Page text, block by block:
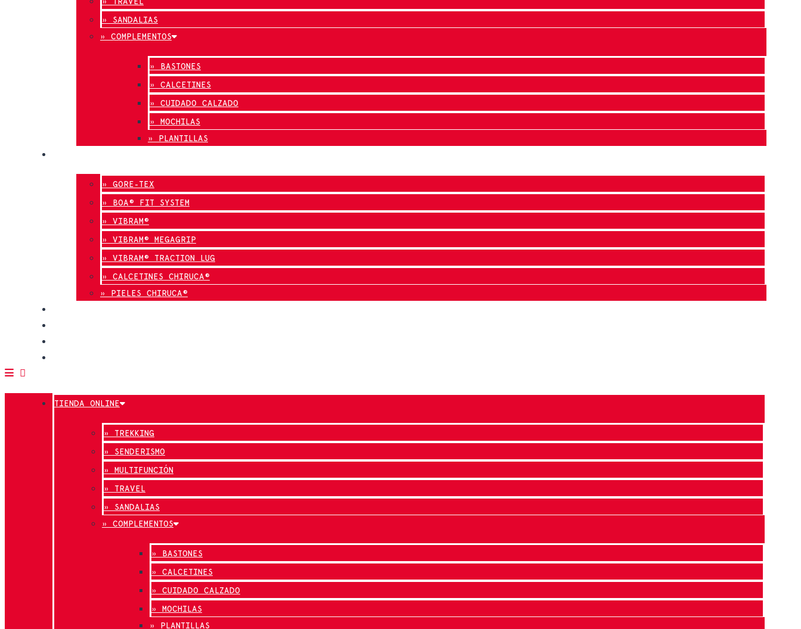
» SANDALIAS
» COMPLEMENTOS
» BASTONES
» CALCETINES
» CUIDADO CALZADO
» MOCHILAS
» PLANTILLAS
» GORE-TEX
» BOA® FIT SYSTEM
» VIBRAM®
» VIBRAM® MEGAGRIP
» VIBRAM® TRACTION LUG
» CALCETINES CHIRUCA®
» PIELES CHIRUCA®
TIENDA ONLINE
» TREKKING
» SENDERISMO
» MULTIFUNCIÓN
» TRAVEL
» SANDALIAS
» COMPLEMENTOS
» BASTONES
» CALCETINES
» CUIDADO CALZADO
» MOCHILAS
» PLANTILLAS